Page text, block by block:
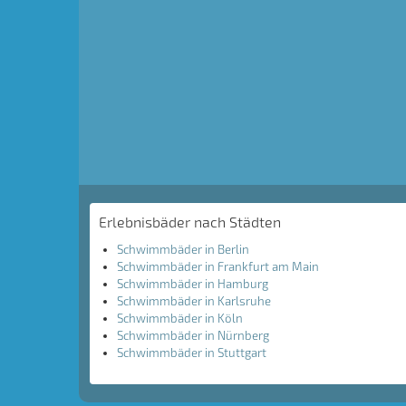
Erlebnisbäder nach Städten
Schwimmbäder in Berlin
Schwimmbäder in Frankfurt am Main
Schwimmbäder in Hamburg
Schwimmbäder in Karlsruhe
Schwimmbäder in Köln
Schwimmbäder in Nürnberg
Schwimmbäder in Stuttgart